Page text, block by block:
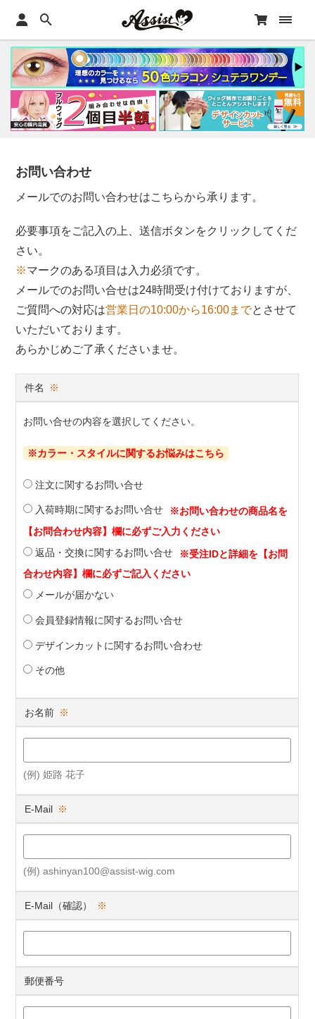
お問い合わせ
メールでのお問い合わせはこちらから承ります。
必要事項をご記入の上、送信ボタンをクリックしてくだ
さい。
※マークのある項目は入力必須です。
メールでのお問い合せは24時間受け付けておりますが、
ご質問への対応は営業日の10:00から16:00までとさせて
いただいております。
あらかじめご了承くださいませ。
件名 ※
お問い合せの内容を選択してください。
※カラー・スタイルに関するお悩みはこちら
注文に関するお問い合せ
入荷時期に関するお問い合せ
返品・交換に関するお問い合せ
メールが届かない
会員登録情報に関するお問い合せ
デザインカットに関するお問い合わせ
その他
お名前 ※
(例) 姫路 花子
E-Mail ※
(例) ashinyan100@assist-wig.com
E-Mail（確認） ※
郵便番号